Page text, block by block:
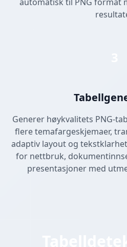
Generer høykvalitets PNG-
flere temafargeskjemaer,
adaptiv layout og
for nettbruk,
presentasjoner med